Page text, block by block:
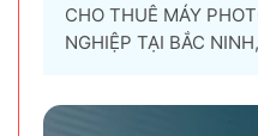
CHO THUÊ MÁY
NGHIỆP TẠI BẮC